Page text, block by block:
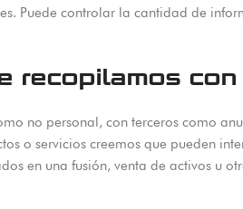
Puede controlar la cantidad de
recopilamos
no personal, con terceros como
o servicios creemos que pueden
en una fusión, venta de activos u